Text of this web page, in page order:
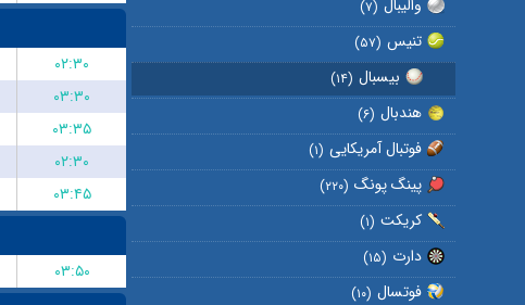
والیبال (۷)
تنیس (۵۷)
بیسبال (۱۴)
هندبال (۶)
فوتبال آمریکایی (۱)
پینگ پونگ (۲۲۰)
کریکت (۱)
دارت (۱۵)
فوتسال (۱۰)
۰۲:۳۰
۰۳:۳۰
۰۳:۳۵
۰۲:۳۰
۰۳:۴۵
۰۳:۵۰